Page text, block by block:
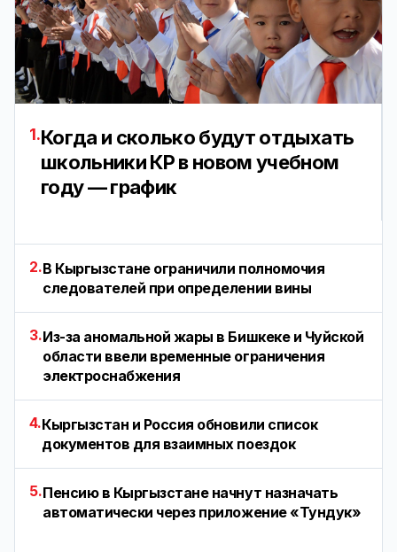
1.Когда и сколько будут отдыхать
школьники КР в новом учебном
году — график
2.В Кыргызстане ограничили полномочия
следователей при определении вины
3.Из-за аномальной жары в Бишкеке и Чуйской
области ввели временные ограничения
электроснабжения
4.Кыргызстан и Россия обновили список
документов для взаимных поездок
5.Пенсию в Кыргызстане начнут назначать
автоматически через приложение «Тундук»